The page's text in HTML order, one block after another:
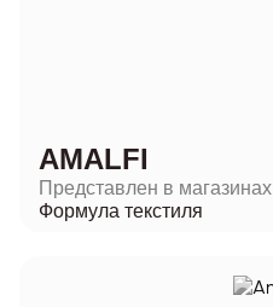
AMALFI
Представлен в магазинах
Формула текстиля